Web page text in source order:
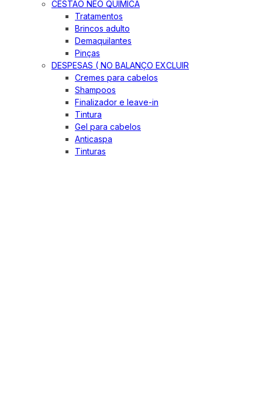
CESTÃO NEO QUIMICA
Tratamentos
Brincos adulto
Demaquilantes
Pinças
DESPESAS ( NO BALANÇO EXCLUIR
Cremes para cabelos
Shampoos
Finalizador e leave-in
Tintura
Gel para cabelos
Anticaspa
Tinturas